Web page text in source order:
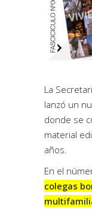
La
lanzó un
donde se
material
años.
En el
colegas